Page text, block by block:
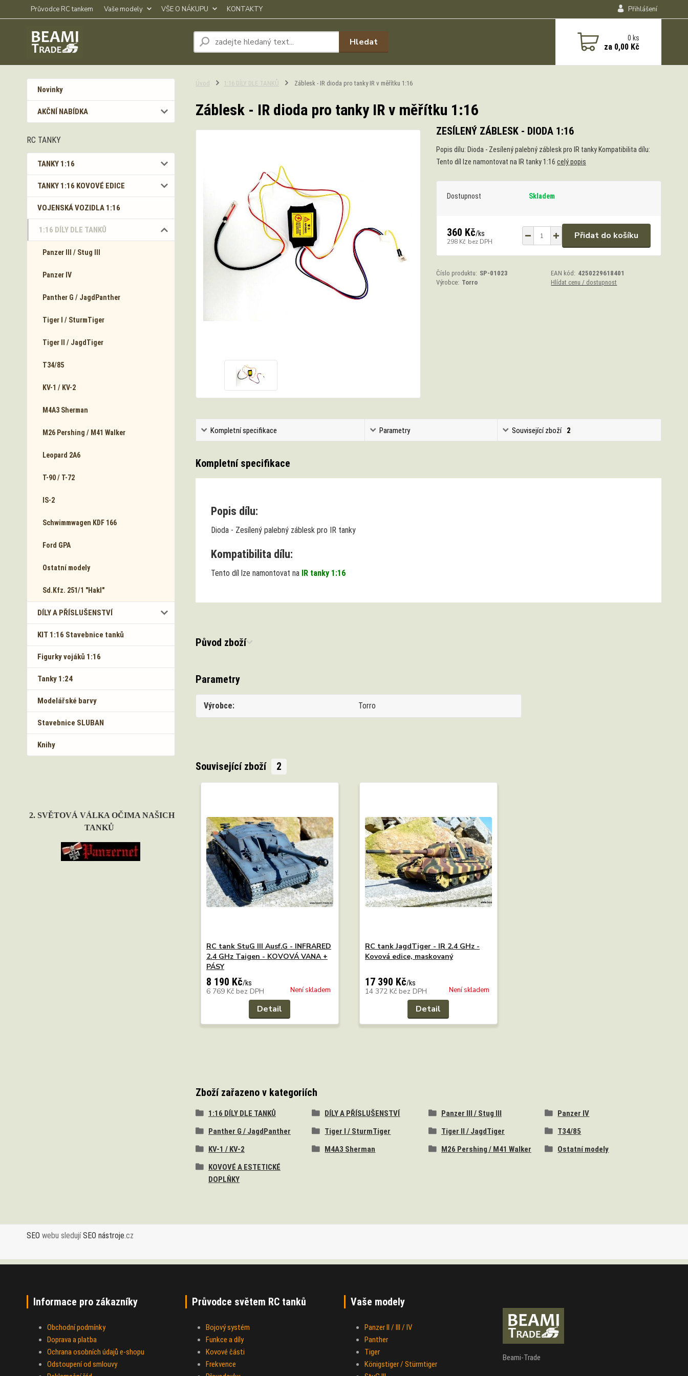
Průvodce RC tankem Vaše modely VŠE O NÁKUPU KONTAKTY Přihlášení
Hledat 0ks
za 0,00 Kč
Novinky
AKČNÍ NABÍDKA
RC TANKY
TANKY 1:16
TANKY 1:16 KOVOVÉ EDICE
VOJENSKÁ VOZIDLA 1:16
1:16 DÍLY DLE TANKŮ
Panzer III / Stug III
Panzer IV
Panther G / JagdPanther
Tiger I / SturmTiger
Tiger II / JagdTiger
T34/85
KV-1 / KV-2
M4A3 Sherman
M26 Pershing / M41 Walker
Leopard 2A6
T-90 / T-72
IS-2
Schwimmwagen KDF 166
Ford GPA
Ostatní modely
Sd.Kfz. 251/1 "Hakl"
DÍLY A PŘÍSLUŠENSTVÍ
KIT 1:16 Stavebnice tanků
Figurky vojáků 1:16
Tanky 1:24
Modelářské barvy
Stavebnice SLUBAN
Knihy
2. SVĚTOVÁ VÁLKA OČIMA NAŠICH
TANKŮ
Úvod 1:16 DÍLY DLE TANKŮ Záblesk - IR dioda pro tanky IR v měřítku 1:16
Záblesk - IR dioda pro tanky IR v měřítku 1:16
ZESÍLENÝ ZÁBLESK - DIODA 1:16
Popis dílu: Dioda - Zesílený palebný záblesk pro IR tanky Kompatibilita dílu:
Tento díl lze namontovat na IR tanky 1:16 celý popis
Dostupnost Skladem
360 Kč/ks
298 Kč bez DPH
Přidat do košíku
Číslo produktu: SP-01023 EAN kód: 4250229618401
Výrobce: Torro Hlídat cenu / dostupnost
Kompletní specifikace Parametry Související zboží 2
Kompletní specifikace
Popis dílu:
Dioda - Zesílený palebný záblesk pro IR tanky
Kompatibilita dílu:
Tento díl lze namontovat na IR tanky 1:16
Původ zboží
Parametry
Výrobce Torro
Související zboží 2
RC tank StuG III Ausf.G - INFRARED
2.4 GHz Taigen - KOVOVÁ VANA +
PÁSY
8 190 Kč/ks
6 769 Kč bez DPH Není skladem
Detail
RC tank JagdTiger - IR 2.4 GHz -
Kovová edice, maskovaný
17 390 Kč/ks
14 372 Kč bez DPH Není skladem
Detail
Zboží zařazeno v kategoriích
1:16 DÍLY DLE TANKŮ DÍLY A PŘÍSLUŠENSTVÍ Panzer III / Stug III
Panzer IV
Panther G / JagdPanther
Tiger I / SturmTiger Tiger II / JagdTiger
T34/85
KV-1 / KV-2
M4A3 Sherman M26 Pershing / M41 Walker
Ostatní modely
KOVOVÉ A ESTETICKÉ
DOPLŇKY
SEO webu sledujíSEO nástroje.cz
Informace pro zákazníky
Obchodní podmínky
Doprava a platba
Ochrana osobních údajů e-shopu
Odstoupení od smlouvy
Průvodce světem RC tanků
Bojový systém
Funkce a díly
Kovové části
Frekvence
Vaše modely
Panzer II / III / IV
Panther
Tiger
Königstiger / Stürmtiger
Beami-Trade